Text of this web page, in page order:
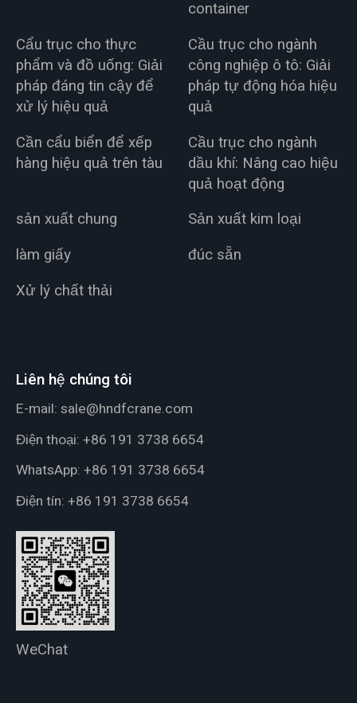
container
Cẩu trục cho thực
phẩm và đồ uống: Giải
pháp đáng tin cậy để
xử lý hiệu quả
Cầu trục cho ngành
công nghiệp ô tô: Giải
pháp tự động hóa hiệu
quả
Cần cẩu biển để xếp
hàng hiệu quả trên tàu
Cầu trục cho ngành
dầu khí: Nâng cao hiệu
quả hoạt động
sản xuất chung
Sản xuất kim loại
làm giấy
đúc sẵn
Xử lý chất thải
Liên hệ chúng tôi
E-mail: sale@hndfcrane.com
Điện thoại: +86 191 3738 6654
WhatsApp: +86 191 3738 6654
Điện tín: +86 191 3738 6654
WeChat